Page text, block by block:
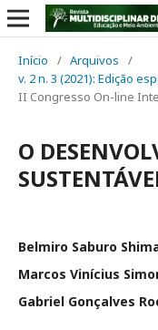
Início / Arquivos
/
v. 2 n. 3 (2021): Edição
II Congresso On-line
O
Belmiro Saburo
Marcos Vinícius
Gabriel Gonçalves